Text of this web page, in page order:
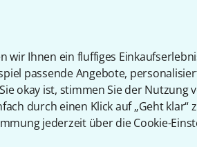
wir Ihnen ein fluffiges
passende Angebote,
okay ist, stimmen Sie der Nutzung
durch einen Klick auf „Geht klar“
jederzeit über die Cookie-
extra dry (natural) Ausführung
sehr trockener, erdiger
Ansprache und deutlichem
Material: B20 Bronze,
Sofort lieferbar